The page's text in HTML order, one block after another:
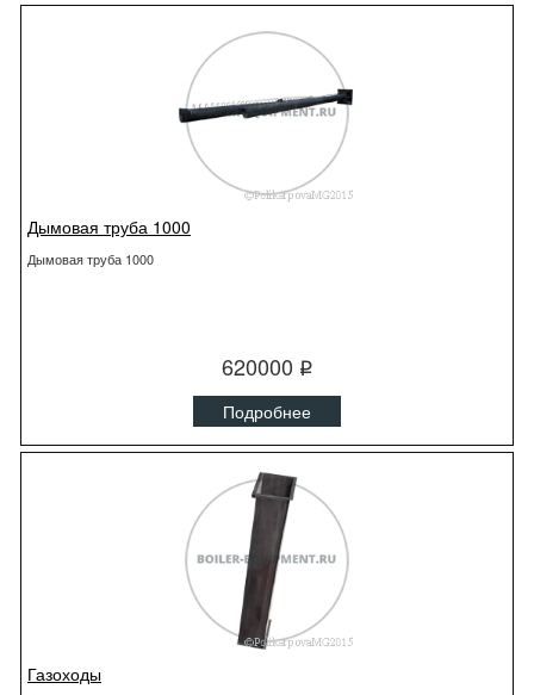
Дымовая труба 1000
Дымовая труба 1000
620000 q
Подробнее
Газоходы